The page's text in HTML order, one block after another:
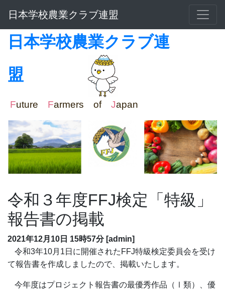
日本学校農業クラブ連盟
日本学校農業クラブ連
盟
Future Farmers of Japan
令和３年度FFJ検定「特級」
報告書の掲載
2021年12月10日 15時57分 [admin]
令和3年10月 1 日に開催された FFJ特級検定委員会を受け
て報告書を作成しましたので、掲載いたします。
今年度はプロジェクト報告書の最優秀作品（Ⅰ類）、優